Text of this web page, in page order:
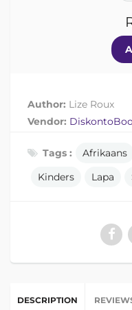
Author: Lize Roux
Vendor:
Tags : Afrikaans
Kinders
Lapa
DESCRIPTION